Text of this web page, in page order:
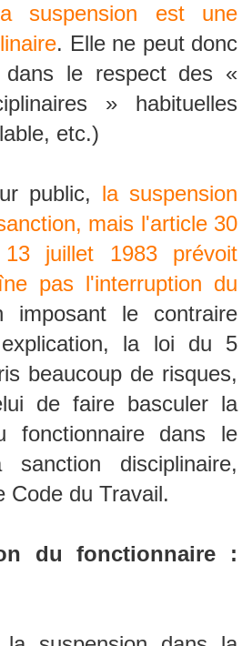
suspension est une
. Elle ne peut donc
dans le respect des «
» habituelles
etc.)
public, la suspension
mais l'article 30
juillet 1983 prévoit
pas l'interruption du
imposant le contraire
la loi du 5
beaucoup de risques,
de faire basculer la
fonctionnaire dans le
disciplinaire,
Code du Travail.
du fonctionnaire :